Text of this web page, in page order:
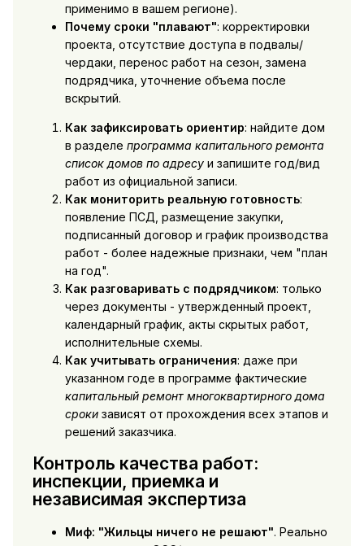
применимо в вашем регионе).
Почему сроки "плавают": корректировки
проекта, отсутствие доступа в подвалы/
чердаки, перенос работ на сезон, замена
подрядчика, уточнение объема после
вскрытий.
Как зафиксировать ориентир: найдите дом
в разделе программа капитального ремонта
список домов по адресуи запишите год/вид
работ из официальной записи.
Как мониторить реальную готовность:
появление ПСД, размещение закупки,
подписанный договор и график производства
работ - более надежные признаки, чем "план
на год".
Как разговаривать с подрядчиком: только
через документы - утвержденный проект,
календарный график, акты скрытых работ,
исполнительные схемы.
Как учитывать ограничения: даже при
указанном годе в программе фактические
капитальный ремонт многоквартирного дома
срокизависят от прохождения всех этапов и
решений заказчика.
Контроль качества работ:
инспекции, приемка и
независимая экспертиза
Миф: "Жильцы ничего не решают". Реально